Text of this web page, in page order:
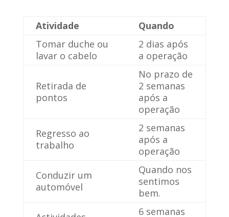
Atividade
Quando
Tomar duche ou
lavar o cabelo
2 dias após
a operação
Retirada de
pontos
No prazo de
2 semanas
após a
operação
Regresso ao
trabalho
2 semanas
após a
operação
Conduzir um
automóvel
Quando nos
sentimos
bem.
6 semanas